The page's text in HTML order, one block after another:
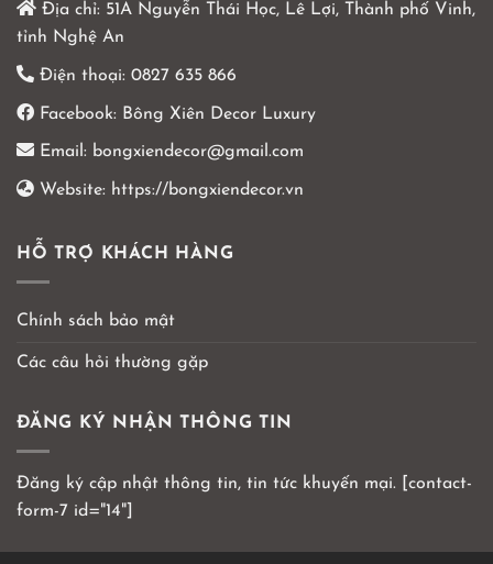
Địa chỉ: 51A Nguyễn Thái Học, Lê Lợi, Thành phố Vinh,
tỉnh Nghệ An
Điện thoại: 0827 635 866
Facebook: Bông Xiên Decor Luxury
Email: bongxiendecor@gmail.com
Website: https://bongxiendecor.vn
HỖ TRỢ KHÁCH HÀNG
Chính sách bảo mật
Các câu hỏi thường gặp
ĐĂNG KÝ NHẬN THÔNG TIN
Đăng ký cập nhật thông tin, tin tức khuyến mại. [contact-
form-7 id="14"]